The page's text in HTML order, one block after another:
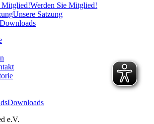
Werden Sie Mitglied!
Unsere Satzung
Downloads
Downloads
e.V.